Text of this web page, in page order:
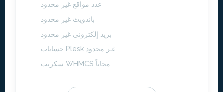
عدد مواقع غير محدود
باندويث غير محدود
بريد إلكتروني غير محدود
حسابات Plesk غير محدود
سكربت WHMCS مجاناً